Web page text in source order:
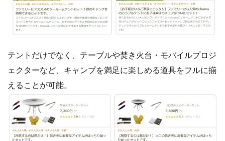
テントだけでなく、テーブルや焚き火台・モバイルプロジ
ェクターなど、キャンプを満足に楽しめる道具をフルに揃
えることが可能。